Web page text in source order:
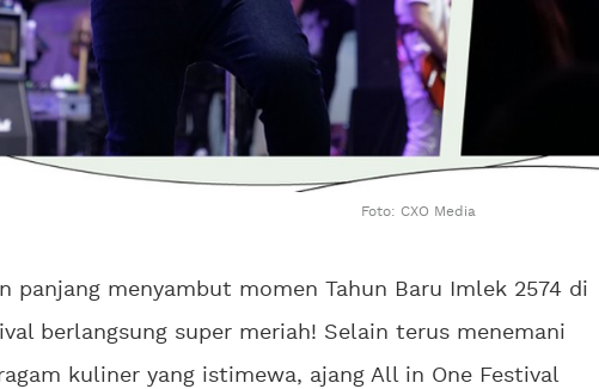
Foto: CXO Media
panjang menyambut momen Tahun Baru Imlek 2574 di
berlangsung super meriah! Selain terus menemani
kuliner yang istimewa, ajang All in One Festival